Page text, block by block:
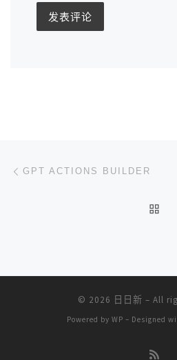
文章导航
GPT ACTIONS BUILDER
© 2026 日日新 – All
Powered by WP – Designed